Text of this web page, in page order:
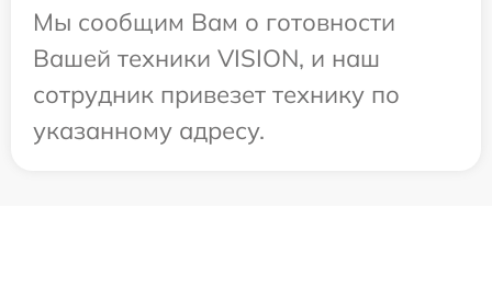
Мы сообщим Вам о готовности
Вашей техники VISION, и наш
сотрудник привезет технику по
указанному адресу.